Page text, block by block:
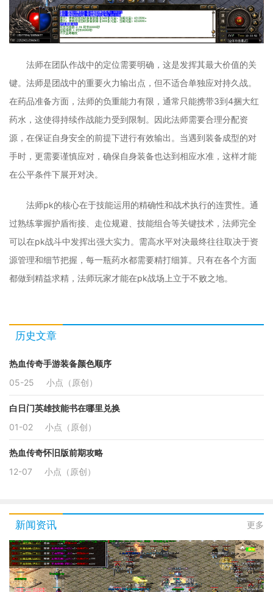
法师在团队作战中的定位需要明确，这是发挥其最大价值的关
键。法师是团战中的重要火力输出点，但不适合单独应对持久战。
在药品准备方面，法师的负重能力有限，通常只能携带3到4捆大红
药水，这使得持续作战能力受到限制。因此法师需要合理分配资
源，在保证自身安全的前提下进行有效输出。当遇到装备成型的对
手时，更需要谨慎应对，确保自身装备也达到相应水准，这样才能
在公平条件下展开对决。
法师pk的核心在于技能运用的精确性和战术执行的连贯性。通
过熟练掌握护盾衔接、走位规避、技能组合等关键技术，法师完全
可以在pk战斗中发挥出强大实力。需高水平对决最终往往取决于资
源管理和细节把握，每一瓶药水都需要精打细算。只有在各个方面
都做到精益求精，法师玩家才能在pk战场上立于不败之地。
历史文章
热血传奇手游装备颜色顺序
05-25
小点（原创）
白日门英雄技能书在哪里兑换
01-02
小点（原创）
热血传奇怀旧版前期攻略
12-07
小点（原创）
新闻资讯 更多